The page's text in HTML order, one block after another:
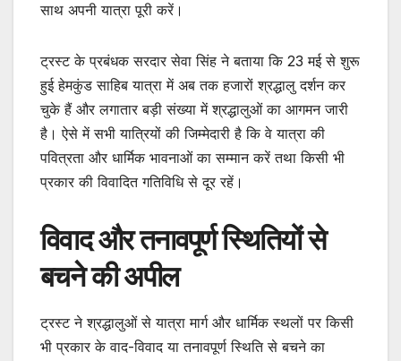
साथ अपनी यात्रा पूरी करें।
ट्रस्ट के प्रबंधक सरदार सेवा सिंह ने बताया कि 23 मई से शुरू
हुई हेमकुंड साहिब यात्रा में अब तक हजारों श्रद्धालु दर्शन कर
चुके हैं और लगातार बड़ी संख्या में श्रद्धालुओं का आगमन जारी
है। ऐसे में सभी यात्रियों की जिम्मेदारी है कि वे यात्रा की
पवित्रता और धार्मिक भावनाओं का सम्मान करें तथा किसी भी
प्रकार की विवादित गतिविधि से दूर रहें।
विवाद और तनावपूर्ण स्थितियों से
बचने की अपील
ट्रस्ट ने श्रद्धालुओं से यात्रा मार्ग और धार्मिक स्थलों पर किसी
भी प्रकार के वाद-विवाद या तनावपूर्ण स्थिति से बचने का